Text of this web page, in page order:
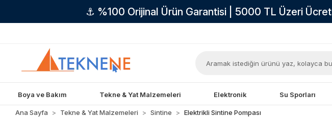
⚓ %100 Orijinal Ürün Garantisi | 5000 TL Üzeri
Boya ve Bakım Tekne & Yat Malzemeleri Elektronik Su Sporları
Ana Sayfa Tekne & Yat Malzemeleri Sintine Elektrikli Sintine Pompası